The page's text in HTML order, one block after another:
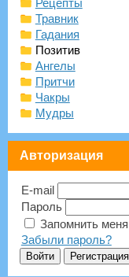
Рецепты
Травник
Гадания
Позитив
Ангелы
Притчи
Чакры
Мудры
Авторизация
E-mail
Пароль
Запомнить меня
Забыли пароль?